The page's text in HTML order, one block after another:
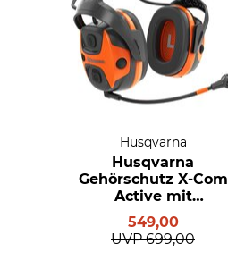
Husqvarna
Husqvarna
Gehörschutz X-Com
Active mit
Helmbefestigung
549,00
UVP 699,00